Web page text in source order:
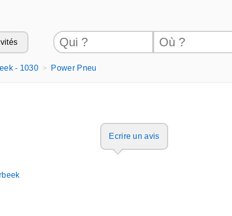
- 1030 Power Pneu
Ecrire un avis